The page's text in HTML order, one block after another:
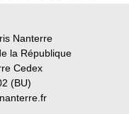
Nanterre
la République
Cedex
(BU)